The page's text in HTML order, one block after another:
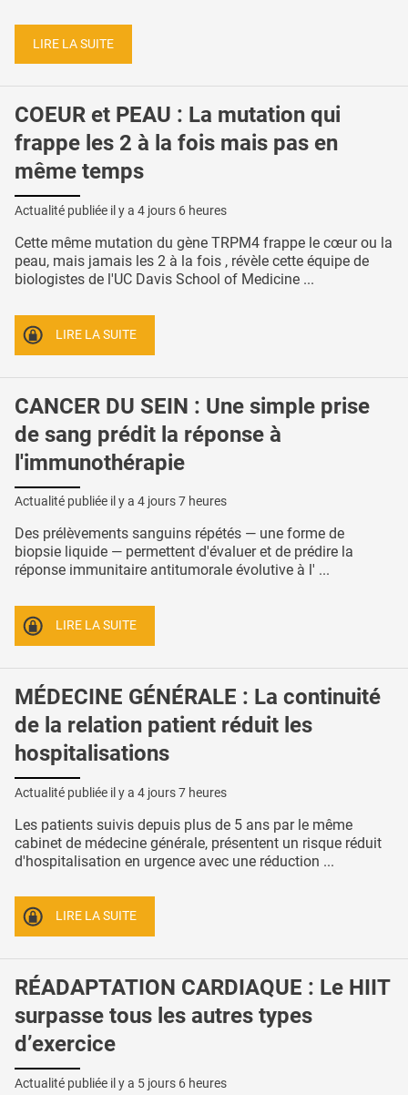
LIRE LA SUITE
COEUR et PEAU : La mutation qui
frappe les 2 à la fois mais pas en
même temps
Actualité publiée il y a 4 jours 6 heures
Cette même mutation du gène TRPM4 frappe le cœur ou la
peau, mais jamais les 2 à la fois , révèle cette équipe de
biologistes de l'UC Davis School of Medicine ...
LIRE LA SUITE
CANCER DU SEIN : Une simple prise
de sang prédit la réponse à
l'immunothérapie
Actualité publiée il y a 4 jours 7 heures
Des prélèvements sanguins répétés — une forme de
biopsie liquide — permettent d'évaluer et de prédire la
réponse immunitaire antitumorale évolutive à l' ...
LIRE LA SUITE
MÉDECINE GÉNÉRALE : La continuité
de la relation patient réduit les
hospitalisations
Actualité publiée il y a 4 jours 7 heures
Les patients suivis depuis plus de 5 ans par le même
cabinet de médecine générale, présentent un risque réduit
d'hospitalisation en urgence avec une réduction ...
LIRE LA SUITE
RÉADAPTATION CARDIAQUE : Le HIIT
surpasse tous les autres types
d’exercice
Actualité publiée il y a 5 jours 6 heures